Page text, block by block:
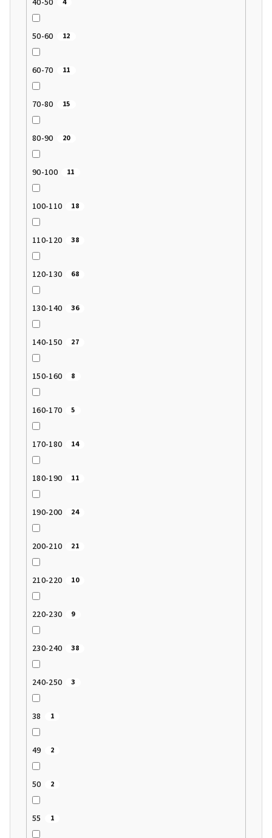
50-60 12
60-70 11
70-80 15
80-90 20
90-100 11
100-110 18
110-120 38
120-130 68
130-140 36
140-150 27
150-160 8
160-170 5
170-180 14
180-190 11
190-200 24
200-210 21
210-220 10
220-230 9
230-240 38
240-250 3
38 1
49 2
50 2
55 1